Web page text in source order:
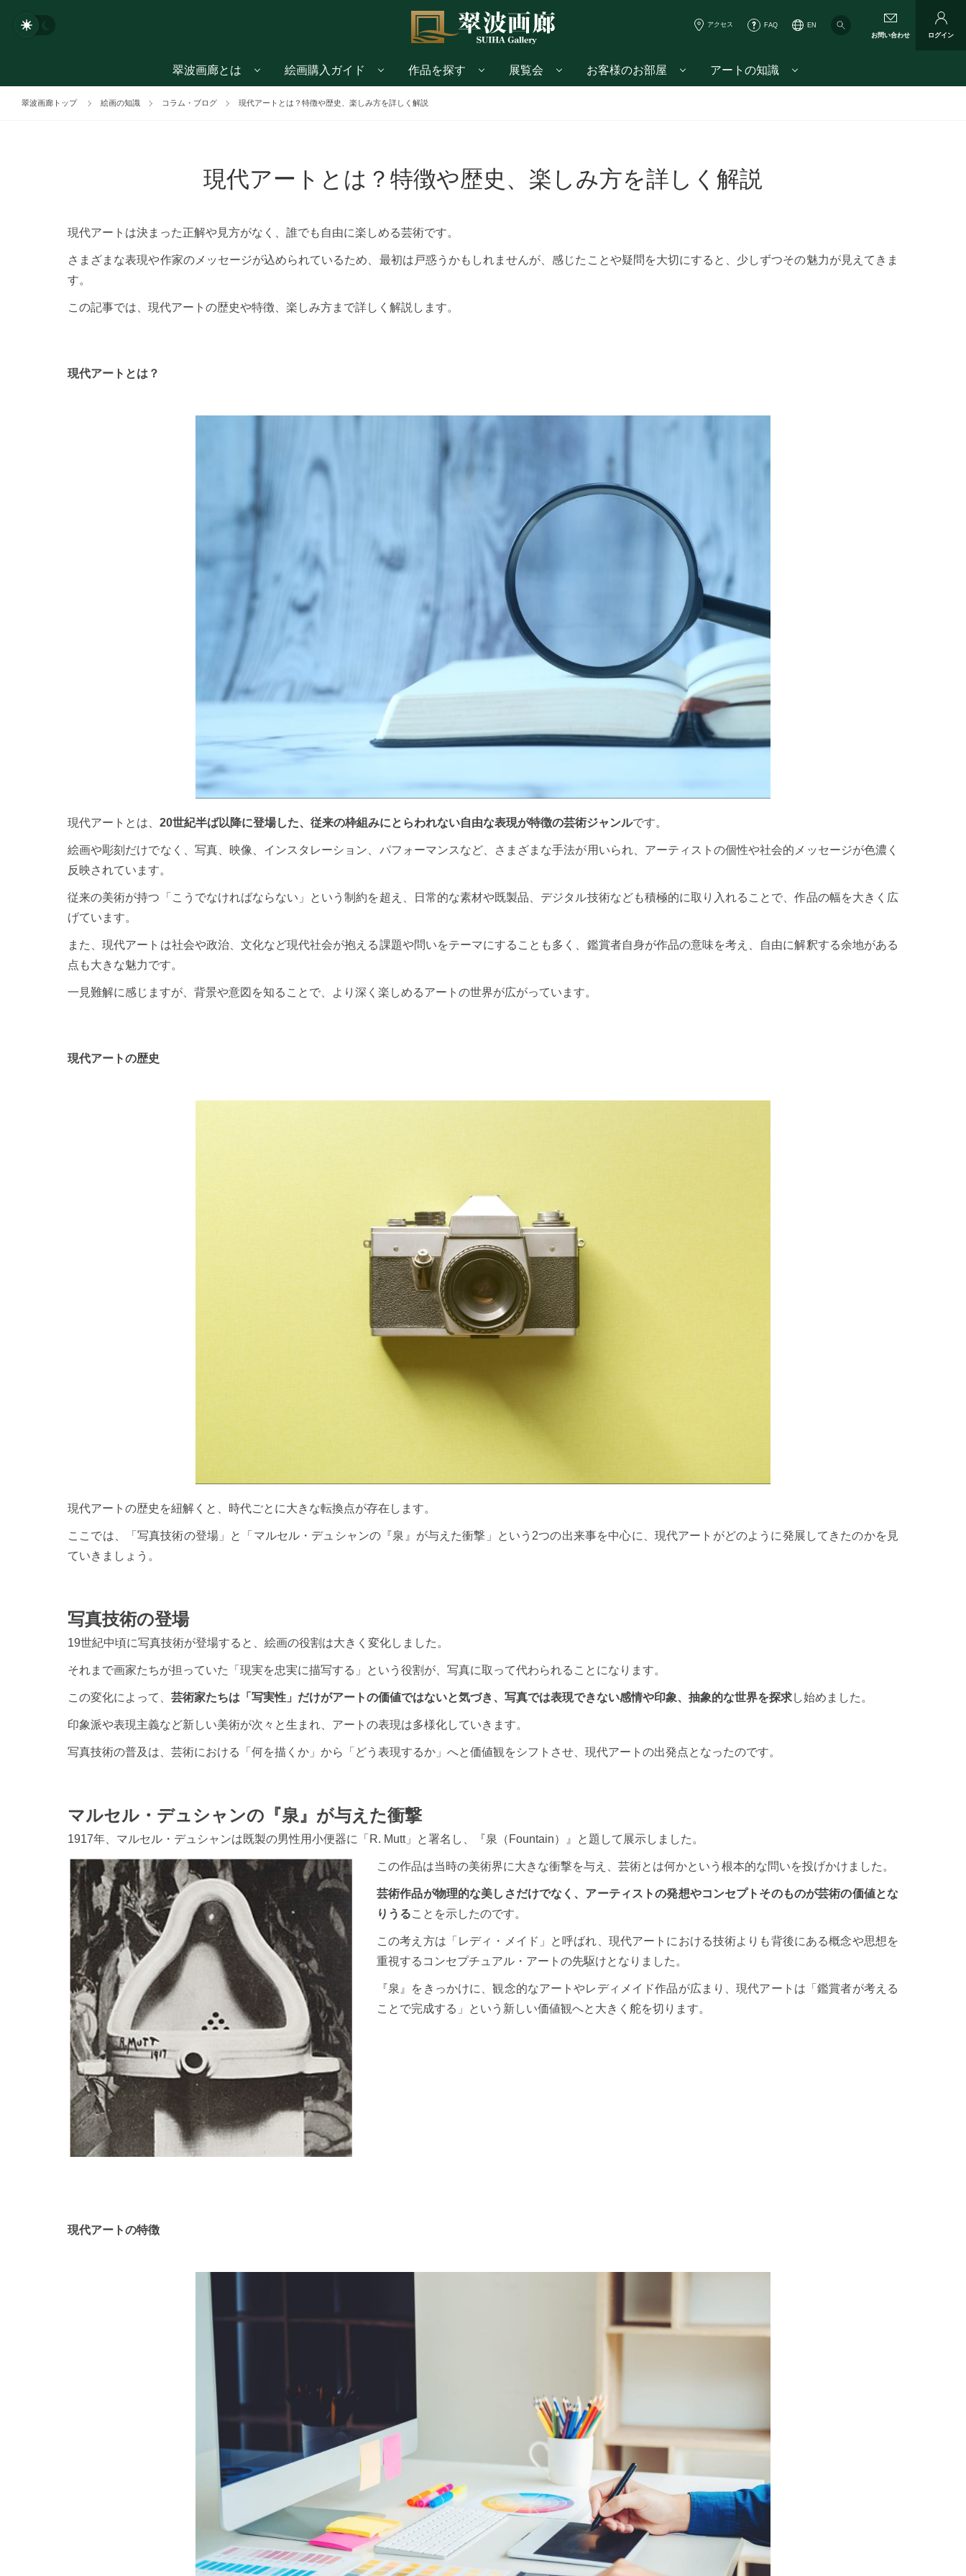
アクセス FAQ
EN
お問い合わせ
ログイン
翠波画廊とは 絵画購入ガイド 作品を探す 展覧会 お客様のお部屋 アートの知識
翠波画廊トップ 絵画の知識 コラム・ブログ 現代アートとは？特徴や歴史、楽しみ方を詳しく解説
現代アートとは？特徴や歴史、楽しみ方を詳しく解説
現代アートは決まった正解や見方がなく、誰でも自由に楽しめる芸術です。
さまざまな表現や作家のメッセージが込められているため、最初は戸惑うかもしれませんが、感じたことや疑問を大切にすると、少しずつその魅力が見えてきま
す。
この記事では、現代アートの歴史や特徴、楽しみ方まで詳しく解説します。
現代アートとは？
現代アートとは、20世紀半ば以降に登場した、従来の枠組みにとらわれない自由な表現が特徴の芸術ジャンルです。
絵画や彫刻だけでなく、写真、映像、インスタレーション、パフォーマンスなど、さまざまな手法が用いられ、アーティストの個性や社会的メッセージが色濃く
反映されています。
従来の美術が持つ「こうでなければならない」という制約を超え、日常的な素材や既製品、デジタル技術なども積極的に取り入れることで、作品の幅を大きく広
げています。
また、現代アートは社会や政治、文化など現代社会が抱える課題や問いをテーマにすることも多く、鑑賞者自身が作品の意味を考え、自由に解釈する余地がある
点も大きな魅力です。
一見難解に感じますが、背景や意図を知ることで、より深く楽しめるアートの世界が広がっています。
現代アートの歴史
現代アートの歴史を紐解くと、時代ごとに大きな転換点が存在します。
ここでは、「写真技術の登場」と「マルセル・デュシャンの『泉』が与えた衝撃」という2つの出来事を中心に、現代アートがどのように発展してきたのかを見
ていきましょう。
写真技術の登場
19世紀中頃に写真技術が登場すると、絵画の役割は大きく変化しました。
それまで画家たちが担っていた「現実を忠実に描写する」という役割が、写真に取って代わられることになります。
この変化によって、芸術家たちは「写実性」だけがアートの価値ではないと気づき、写真では表現できない感情や印象、抽象的な世界を探求し始めました。
印象派や表現主義など新しい美術が次々と生まれ、アートの表現は多様化していきます。
写真技術の普及は、芸術における「何を描くか」から「どう表現するか」へと価値観をシフトさせ、現代アートの出発点となったのです。
マルセル・デュシャンの『泉』が与えた衝撃
1917年、マルセル・デュシャンは既製の男性用小便器に「R. Mutt」と署名し、『泉（Fountain）』と題して展示しました。
この作品は当時の美術界に大きな衝撃を与え、芸術とは何かという根本的な問いを投げかけました。
芸術作品が物理的な美しさだけでなく、アーティストの発想やコンセプトそのものが芸術の価値とな
りうることを示したのです。
この考え方は「レディ・メイド」と呼ばれ、現代アートにおける技術よりも背後にある概念や思想を
重視するコンセプチュアル・アートの先駆けとなりました。
『泉』をきっかけに、観念的なアートやレディメイド作品が広まり、現代アートは「鑑賞者が考える
ことで完成する」という新しい価値観へと大きく舵を切ります。
現代アートの特徴